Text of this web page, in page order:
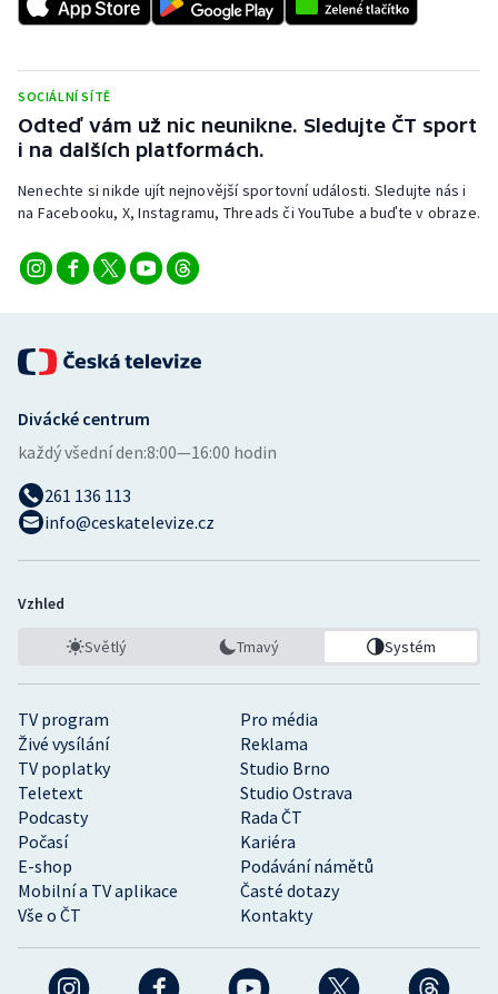
SOCIÁLNÍ SÍTĚ
Odteď vám už nic neunikne. Sledujte ČT sport
i na dalších platformách.
Nenechte si nikde ujít nejnovější sportovní události. Sledujte nás i
na Facebooku, X, Instagramu, Threads či YouTube a buďte v obraze.
TV program
Pro média
Živé vysílání
Reklama
TV poplatky
Studio Brno
Teletext
Studio Ostrava
Podcasty
Rada ČT
Počasí
Kariéra
E-shop
Podávání námětů
Mobilní a TV aplikace
Časté dotazy
Vše o ČT
Kontakty
Divácké centrum
každý všední den:8:00—16:00 hodin
261 136 113
info@ceskatelevize.cz
Vzhled
Světlý Tmavý Systém